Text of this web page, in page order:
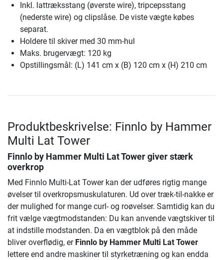
Inkl. lattræksstang (øverste wire), tripcepsstang
(nederste wire) og clipslåse. De viste vægte købes
separat.
Holdere til skiver med 30 mm-hul
Maks. brugervægt: 120 kg
Opstillingsmål: (L) 141 cm x (B) 120 cm x (H) 210 cm
Produktbeskrivelse: Finnlo by Hammer
Multi Lat Tower
Finnlo by Hammer Multi Lat Tower giver stærk
overkrop
Med Finnlo Multi-Lat Tower kan der udføres rigtig mange
øvelser til overkropsmuskulaturen. Ud over træk-til-nakke er
der mulighed for mange curl- og roøvelser. Samtidig kan du
frit vælge vægtmodstanden: Du kan anvende vægtskiver til
at indstille modstanden. Da en vægtblok på den måde
bliver overflødig, er Finnlo by Hammer Multi Lat Tower
lettere end andre maskiner til styrketræning og kan endda